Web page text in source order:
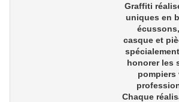
Graffiti
uniques en
casque et
honorer les
pompiers
Chaque